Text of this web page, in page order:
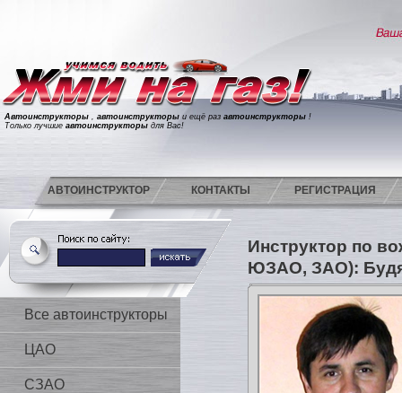
Автоинструкторы , автоинструкторы и ещё раз автоинструкторы !
Только лучшие автоинструкторы для Вас!
АВТОИНСТРУКТОР КОНТАКТЫ РЕГИСТРАЦИЯ
Все автоинструкторы
ЦАО
СЗАО
Инструктор по
ЮЗАО, ЗАО):